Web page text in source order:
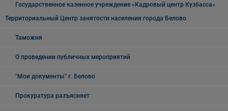
Государственное казенное учреждение «Кадровый центр Кузбасса»
Территориальный Центр занятости населения города Белово
Таможня
О проведении публичных мероприятий
"Мои документы" г. Белово
Прокуратура разъясняет